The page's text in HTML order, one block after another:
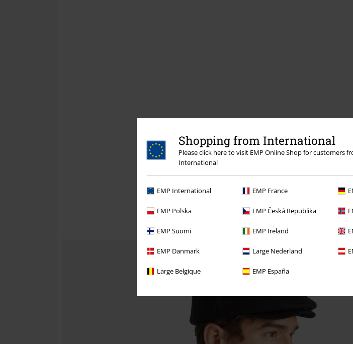
Shopping from International
Please click here to visit EMP Online Shop for customers
International
EMP International EMP France
EMP Polska EMP Česká Republika
EMP Suomi EMP Ireland
EMP Danmark Large Nederland
Large Belgique EMP España